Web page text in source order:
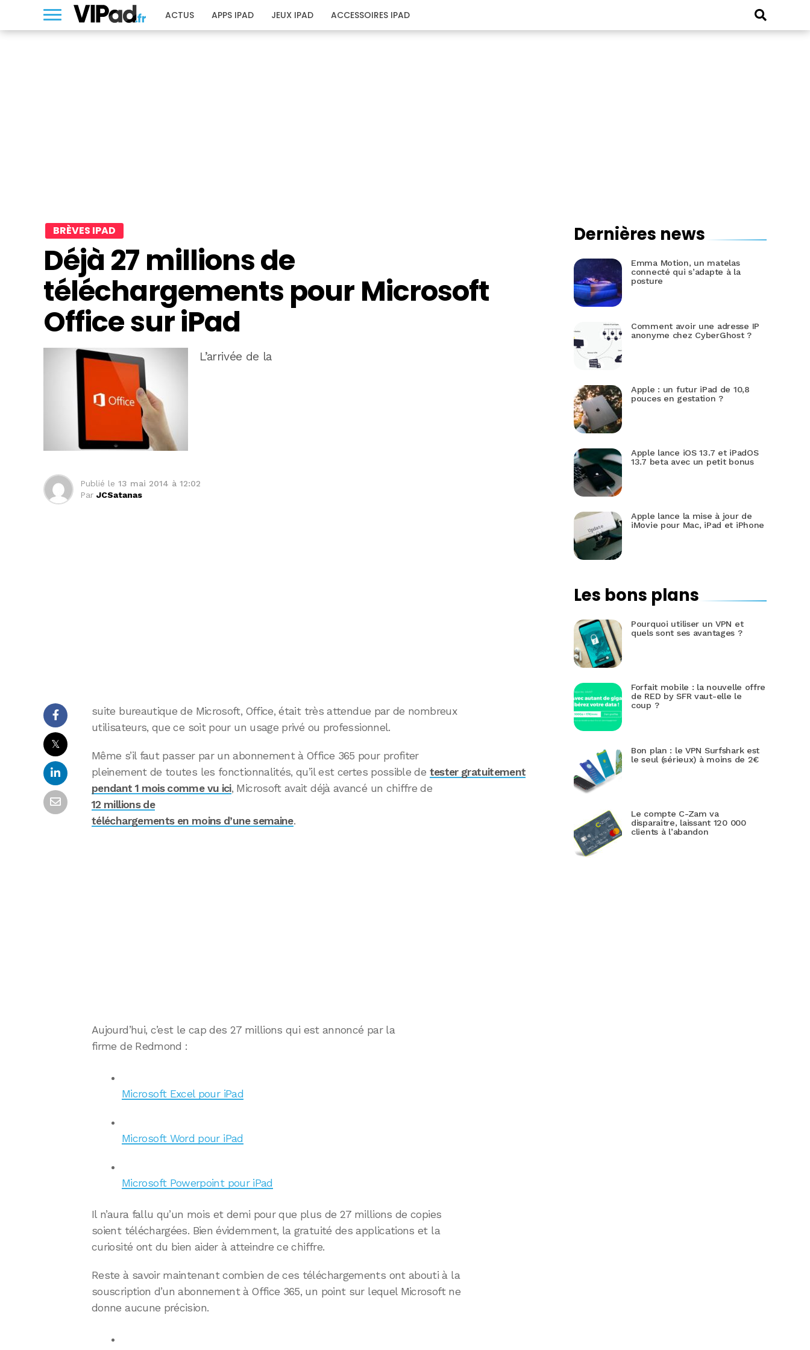
ACTUS APPS IPAD JEUX IPAD ACCESSOIRES IPAD
BRÈVES IPAD
Déjà 27 millions de
téléchargements pour Microsoft
Office sur iPad
L’arrivée de la
Publié le 13 mai 2014 à 12:02
Par JCSatanas
𝕏
suite bureautique de Microsoft, Office, était très attendue par de nombreux
utilisateurs, que ce soit pour un usage privé ou professionnel.
Même s’il faut passer par un abonnement à Office 365 pour profiter
pleinement de toutes les fonctionnalités, qu’il est certes possible de tester gratuitement
pendant 1 mois comme vu ici, Microsoft avait déjà avancé un chiffre de
12 millions de
téléchargements en moins d’une semaine.
Aujourd’hui, c’est le cap des 27 millions qui est annoncé par la
firme de Redmond :
Microsoft Excel pour iPad
Microsoft Word pour iPad
Microsoft Powerpoint pour iPad
Il n’aura fallu qu’un mois et demi pour que plus de 27 millions de copies
soient téléchargées. Bien évidemment, la gratuité des applications et la
curiosité ont du bien aider à atteindre ce chiffre.
Reste à savoir maintenant combien de ces téléchargements ont abouti à la
souscription d’un abonnement à Office 365, un point sur lequel Microsoft ne
donne aucune précision.
Dernières news
Emma Motion, un matelas
connecté qui s’adapte à la
posture
Comment avoir une adresse IP
anonyme chez CyberGhost ?
Apple : un futur iPad de 10,8
pouces en gestation ?
Apple lance iOS 13.7 et iPadOS
13.7 beta avec un petit bonus
Apple lance la mise à jour de
iMovie pour Mac, iPad et iPhone
Les bons plans
Pourquoi utiliser un VPN et
quels sont ses avantages ?
Forfait mobile : la nouvelle offre
de RED by SFR vaut-elle le
coup ?
Bon plan : le VPN Surfshark est
le seul (sérieux) à moins de 2€
Le compte C-Zam va
disparaitre, laissant 120 000
clients à l’abandon